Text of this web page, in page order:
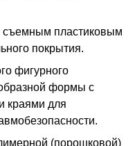
съемным пластиковым
покрытия.
фигурного
формы с
краями для
(порошковой)